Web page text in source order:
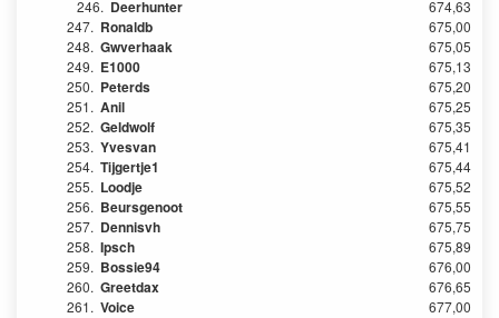
246. Deerhunter
674,63
247. Ronaldb
675,00
248. Gwverhaak
675,05
249. E1000
675,13
250. Peterds
675,20
251. Anil
675,25
252. Geldwolf
675,35
253. Yvesvan
675,41
254. Tijgertje1
675,44
255. Loodje
675,52
256. Beursgenoot
675,55
257. Dennisvh
675,75
258. Ipsch
675,89
259. Bossie94
676,00
260. Greetdax
676,65
261. Voice
677,00